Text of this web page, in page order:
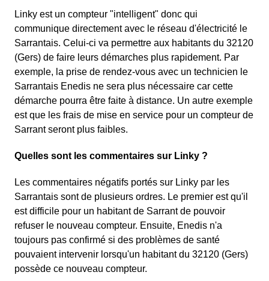
Linky est un compteur "intelligent" donc qui
communique directement avec le réseau d'électricité le
Sarrantais. Celui-ci va permettre aux habitants du 32120
(Gers) de faire leurs démarches plus rapidement. Par
exemple, la prise de rendez-vous avec un technicien le
Sarrantais Enedis ne sera plus nécessaire car cette
démarche pourra être faite à distance. Un autre exemple
est que les frais de mise en service pour un compteur de
Sarrant seront plus faibles.
Quelles sont les commentaires sur Linky ?
Les commentaires négatifs portés sur Linky par les
Sarrantais sont de plusieurs ordres. Le premier est qu'il
est difficile pour un habitant de Sarrant de pouvoir
refuser le nouveau compteur. Ensuite, Enedis n'a
toujours pas confirmé si des problèmes de santé
pouvaient intervenir lorsqu'un habitant du 32120 (Gers)
possède ce nouveau compteur.